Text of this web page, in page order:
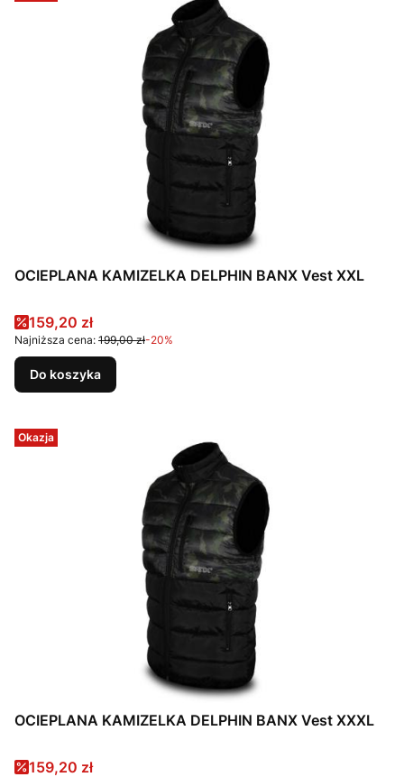
OCIEPLANA KAMIZELKA DELPHIN BANX Vest XXL
Cena promocyjna
159,20 zł
Najniższa cena: 199,00 zł-20%
Do koszyka
Okazja
OCIEPLANA KAMIZELKA DELPHIN BANX Vest XXXL
Cena promocyjna
159,20 zł